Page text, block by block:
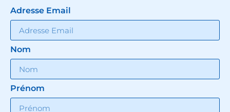
Adresse Email
Nom
Prénom